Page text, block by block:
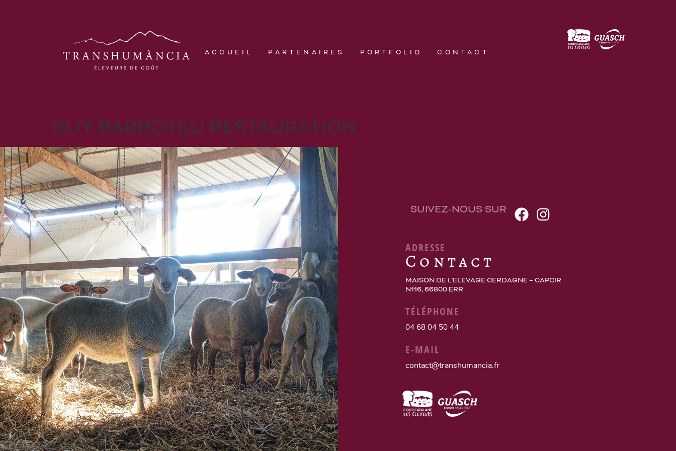
ACCUEIL PARTENAIRES PORTFOLIO CONTACT
GUY BARBOTEU RESTAURATION
SUIVEZ-NOUS SUR
ADRESSE
Contact
MAISON DE L’ELEVAGE CERDAGNE – CAPCIR
N116, 66800 ERR
TÉLÉPHONE
04 68 04 50 44
E-MAIL
contact@transhumancia.fr